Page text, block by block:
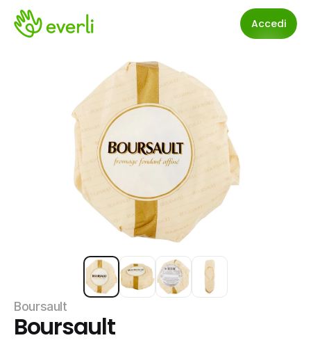
Accedi
Boursault
Boursault